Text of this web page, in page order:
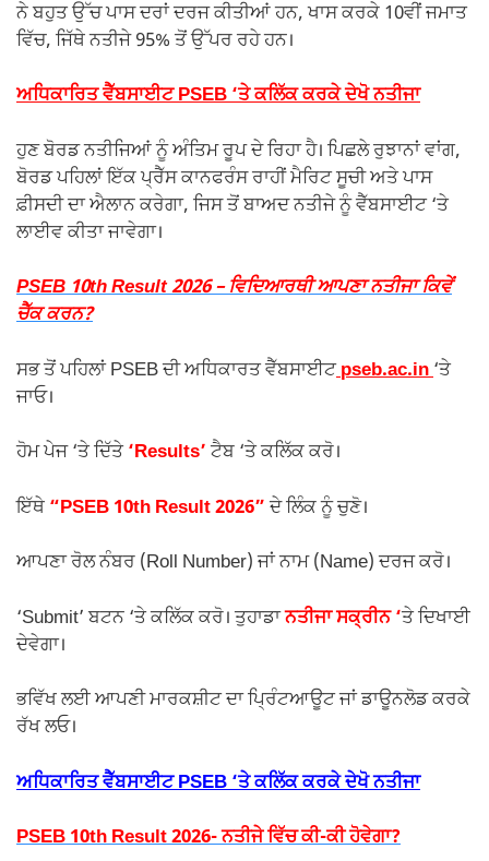
ਨੇ ਬਹੁਤ ਉੱਚ ਪਾਸ ਦਰਾਂ ਦਰਜ ਕੀਤੀਆਂ ਹਨ, ਖਾਸ ਕਰਕੇ 10ਵੀਂ ਜਮਾਤ
ਵਿੱਚ, ਜਿੱਥੇ ਨਤੀਜੇ 95% ਤੋਂ ਉੱਪਰ ਰਹੇ ਹਨ।
ਅਧਿਕਾਰਿਤ ਵੈੱਬਸਾਈਟ PSEB ‘ਤੇ ਕਲਿੱਕ ਕਰਕੇ ਦੇਖੋ ਨਤੀਜਾ
ਹੁਣ ਬੋਰਡ ਨਤੀਜਿਆਂ ਨੂੰ ਅੰਤਿਮ ਰੂਪ ਦੇ ਰਿਹਾ ਹੈ। ਪਿਛਲੇ ਰੁਝਾਨਾਂ ਵਾਂਗ,
ਬੋਰਡ ਪਹਿਲਾਂ ਇੱਕ ਪ੍ਰੈੱਸ ਕਾਨਫਰੰਸ ਰਾਹੀਂ ਮੈਰਿਟ ਸੂਚੀ ਅਤੇ ਪਾਸ
ਫ਼ੀਸਦੀ ਦਾ ਐਲਾਨ ਕਰੇਗਾ, ਜਿਸ ਤੋਂ ਬਾਅਦ ਨਤੀਜੇ ਨੂੰ ਵੈੱਬਸਾਈਟ ‘ਤੇ
ਲਾਈਵ ਕੀਤਾ ਜਾਵੇਗਾ।
PSEB 10th Result 2026 – ਵਿਦਿਆਰਥੀ ਆਪਣਾ ਨਤੀਜਾ ਕਿਵੇਂ
ਚੈੱਕ ਕਰਨ?
ਸਭ ਤੋਂ ਪਹਿਲਾਂ PSEB ਦੀ ਅਧਿਕਾਰਤ ਵੈੱਬਸਾਈਟ pseb.ac.in ‘ਤੇ
ਜਾਓ।
ਹੋਮ ਪੇਜ ‘ਤੇ ਦਿੱਤੇ‘Results’ ਟੈਬ ‘ਤੇ ਕਲਿੱਕ ਕਰੋ।
ਇੱਥੇ “PSEB 10th Result 2026” ਦੇ ਲਿੰਕ ਨੂੰ ਚੁਣੋ।
ਆਪਣਾ ਰੋਲ ਨੰਬਰ (Roll Number) ਜਾਂ ਨਾਮ (Name) ਦਰਜ ਕਰੋ।
‘Submit’ ਬਟਨ ‘ਤੇ ਕਲਿੱਕ ਕਰੋ। ਤੁਹਾਡਾਨਤੀਜਾ ਸਕ੍ਰੀਨ ‘ਤੇ ਦਿਖਾਈ
ਦੇਵੇਗਾ।
ਭਵਿੱਖ ਲਈ ਆਪਣੀ ਮਾਰਕਸ਼ੀਟ ਦਾ ਪ੍ਰਿੰਟਆਊਟ ਜਾਂ ਡਾਊਨਲੋਡ ਕਰਕੇ
ਰੱਖ ਲਓ।
ਅਧਿਕਾਰਿਤ ਵੈੱਬਸਾਈਟ PSEB ‘ਤੇ ਕਲਿੱਕ ਕਰਕੇ ਦੇਖੋ ਨਤੀਜਾ
PSEB 10th Result 2026- ਨਤੀਜੇ ਵਿੱਚ ਕੀ-ਕੀ ਹੋਵੇਗਾ?